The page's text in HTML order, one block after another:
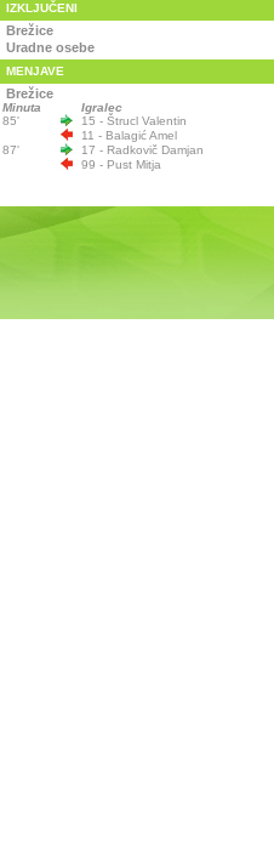
IZKLJUČENI
Brežice
Uradne osebe
MENJAVE
Brežice
Minuta
Igralec
85'
15 - Štrucl Valentin
11 - Balagić Amel
87'
17 - Radkovič Damjan
99 - Pust Mitja